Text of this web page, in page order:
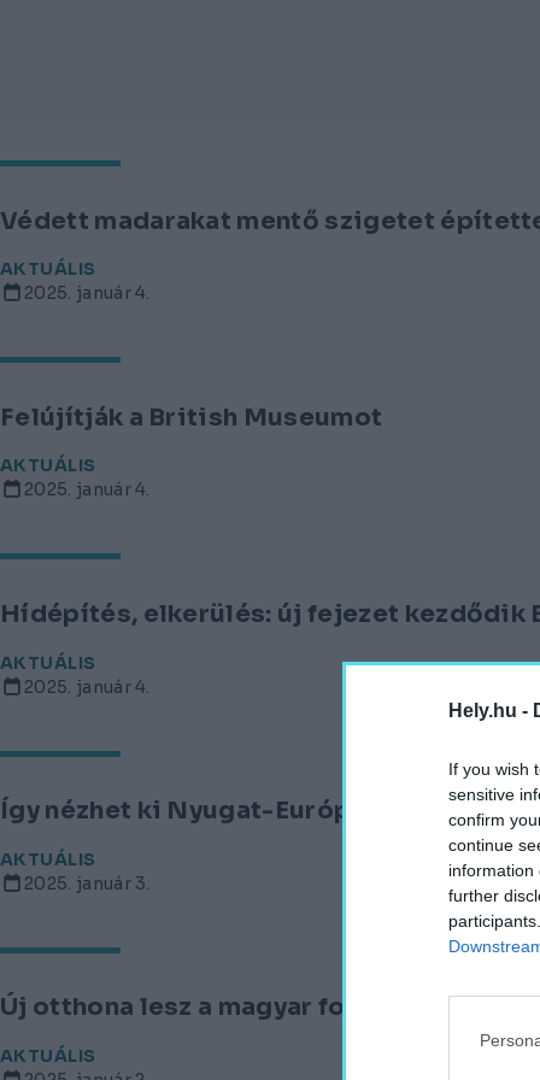
Hely.hu -
If you wish
sensitive
confirm
continue
information
further
Védett madarakat mentő szigetet
AKTUÁLIS
2025. január 4.
Felújítják a British Museumot
AKTUÁLIS
2025. január 4.
Hídépítés, elkerülés: új fejezet kezdődik
AKTUÁLIS
2025. január 4.
Így nézhet ki Nyugat-Európa
AKTUÁLIS
2025. január 3.
Új otthona lesz a magyar fotográfiának:
AKTUÁLIS